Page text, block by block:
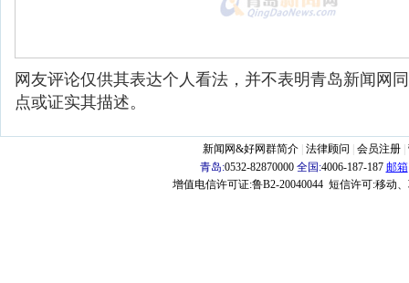
网友评论仅供其表达个人看法，并不表明青岛新闻网
点或证实其描述。